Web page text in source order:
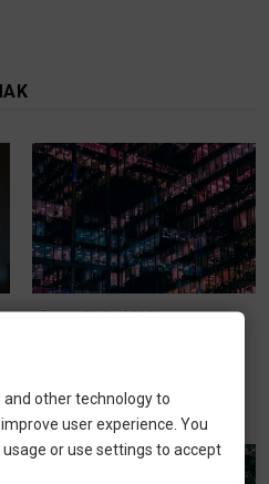
HÍREK 28 April 2026
other technology to
user experience. You
or use settings to accept